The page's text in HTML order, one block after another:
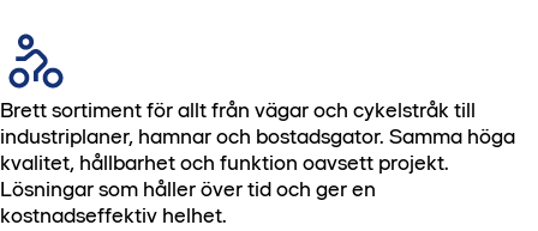
Brett sortiment för allt från vägar och cykelstråk till
industriplaner, hamnar och bostadsgator. Samma höga
kvalitet, hållbarhet och funktion oavsett projekt.
Lösningar som håller över tid och ger en
kostnadseffektiv helhet.